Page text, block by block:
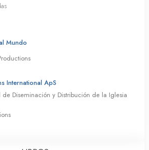
Mundo
International ApS
de Diseminación y Distribución de la Iglesia